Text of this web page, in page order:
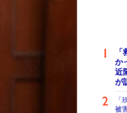
か
近
が
被